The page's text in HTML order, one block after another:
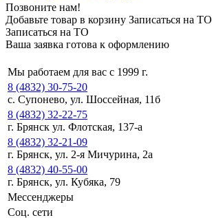
Позвоните нам!
Добавьте товар в корзину Записаться на ТО
Записаться на ТО
Ваша заявка готова к оформлению
Мы работаем для вас с 1999 г.
8 (4832) 30-75-20
с. Супонево, ул. Шоссейная, 11б
8 (4832) 32-22-75
г. Брянск ул. Флотская, 137-а
8 (4832) 32-21-09
г. Брянск, ул. 2-я Мичурина, 2а
8 (4832) 40-55-00
г. Брянск, ул. Кубяка, 79
Мессенджеры
Соц. сети